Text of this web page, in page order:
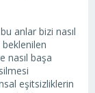
anlar bizi nasıl
nasıl başa
eşitsizliklerin